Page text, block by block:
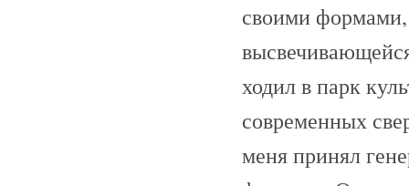
своими формами,
ходил в парк
современных
меня принял